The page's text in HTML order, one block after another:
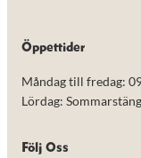
Öppettider
Måndag till fredag:
Lördag:
Följ Oss